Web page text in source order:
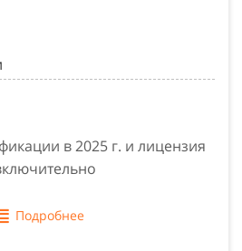
в 2025 г. и лицензия
Подробнее